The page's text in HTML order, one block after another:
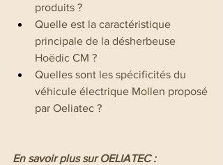
produits ?
Quelle est la caractéristique
principale de la désherbeuse
Hoëdic CM ?
Quelles sont les spécificités du
véhicule électrique Mollen proposé
par Oeliatec ?
En savoir plus sur OELIATEC :